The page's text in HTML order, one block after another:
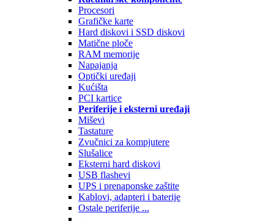
Procesori
Grafičke karte
Hard diskovi i SSD diskovi
Matične ploče
RAM memorije
Napajanja
Optički uređaji
Kućišta
PCI kartice
Periferije i eksterni uređaji
Miševi
Tastature
Zvučnici za kompjutere
Slušalice
Eksterni hard diskovi
USB flashevi
UPS i prenaponske zaštite
Kablovi, adapteri i baterije
Ostale periferije ...